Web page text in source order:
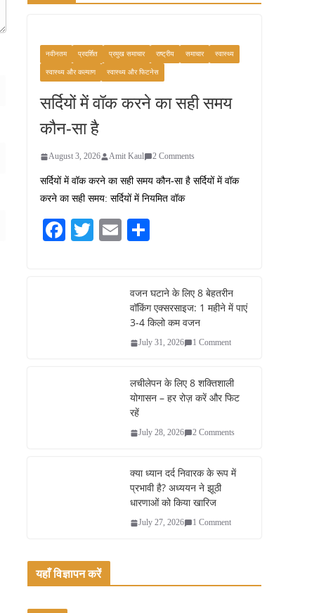
नवीनतम प्रदर्शित प्रमुख समाचार राष्ट्रीय समाचार स्वास्थ्य
स्वास्थ्य और कल्याण स्वास्थ्य और फिटनेस
सर्दियों में वॉक करने का सही समय
कौन-सा है
August 3, 2026 Amit Kaul 2 Comments
सर्दियों में वॉक करने का सही समय कौन-सा है सर्दियों में वॉक
करने का सही समय: सर्दियों में नियमित वॉक
Fa T
E
वजन घटाने के लिए 8 बेहतरीन
वॉकिंग एक्सरसाइज: 1 महीने में पाएं
3-4 किलो कम वजन
July 31, 2026 1 Comment
लचीलेपन के लिए 8 शक्तिशाली
योगासन – हर रोज़ करें और फिट
रहें
July 28, 2026 2 Comments
क्या ध्यान दर्द निवारक के रूप में
प्रभावी है? अध्ययन ने झूठी
धारणाओं को किया खारिज
July 27, 2026 1 Comment
यहाँ विज्ञापन करें